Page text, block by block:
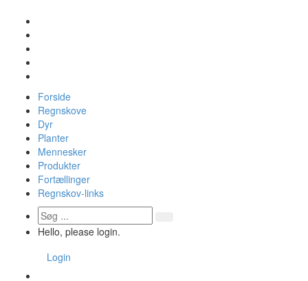
Forside
Regnskove
Dyr
Planter
Mennesker
Produkter
Fortællinger
Regnskov-links
Hello, please login.
Login